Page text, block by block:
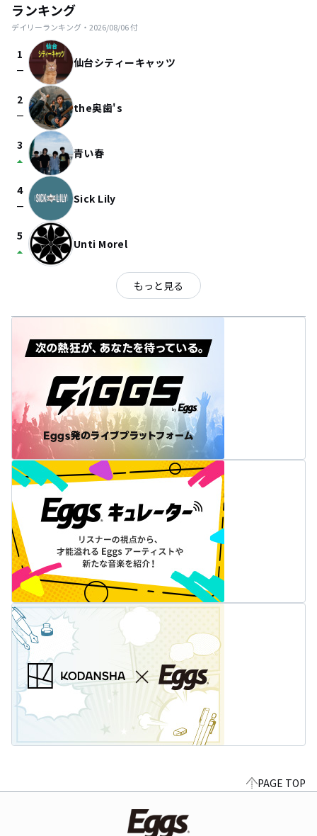
ランキング
デイリーランキング・ 2026/08/06付
1
check_indeterminate_small 仙台シティーキャッツ
2
check_indeterminate_small the奥歯's
3
arrow_drop_up 青い春
4
check_indeterminate_small Sick Lily
5
arrow_drop_up Unti Morel
もっと見る
PAGE TOP